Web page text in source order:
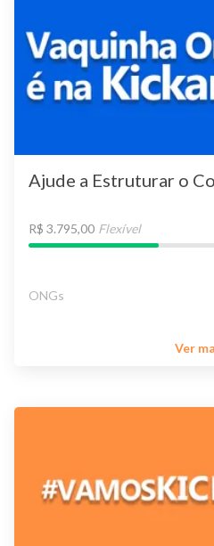
Ajude a Estruturar o
R$ 3.795,00 Flexível
ONGs
Ver